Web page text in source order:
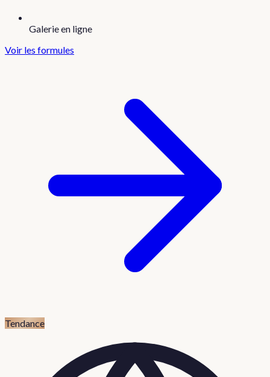
Galerie en ligne
Voir les formules
Tendance